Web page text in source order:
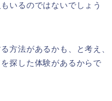
いるのではないでしょう
方法があるかも、と考え、
探した体験があるからで